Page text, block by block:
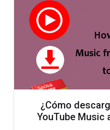
¿Cómo
YouTube Music